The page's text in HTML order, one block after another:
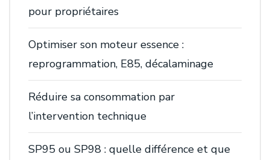
pour propriétaires
Optimiser son moteur essence :
reprogrammation, E85, décalaminage
Réduire sa consommation par
l’intervention technique
SP95 ou SP98 : quelle différence et que